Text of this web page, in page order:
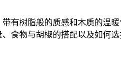
有树脂般的质感和木质的温暖
食物与胡椒的搭配以及如何